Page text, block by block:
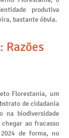
produtiva
bastante óbvia.
Razões
Florestania, um
de cidadania
na biodiversidade
ao fracasso
de forma, no